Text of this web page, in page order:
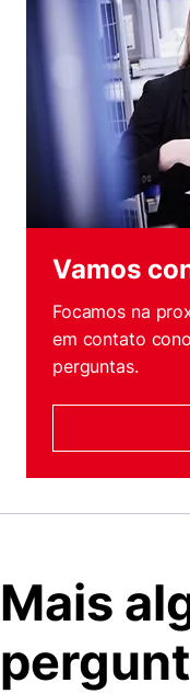
Vamos
Focamos na
em contato
perguntas.
Mais